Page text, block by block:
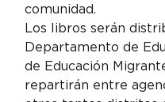
comunidad.
Los libros serán
Departamento de
de Educación
repartirán entre